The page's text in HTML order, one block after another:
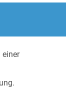
einer